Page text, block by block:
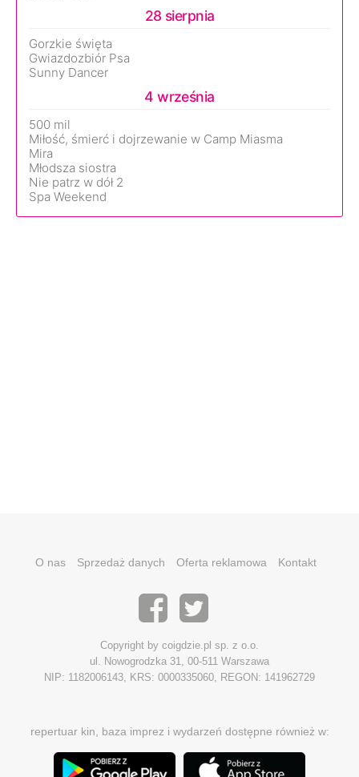
28 sierpnia
Gorzkie święta
Gwiazdozbiór Psa
Sunny Dancer
4 września
500 mil
Miłość, śmierć i dojrzewanie w Camp Miasma
Mira
Młodsza siostra
Nie patrz w dół 2
Spa Weekend
O nas Sprzedaż danych Oferta reklamowa Kontakt
Copyright by coigdzie.pl sp. z o.o.
ul. Nowogrodzka 31, 00-511 Warszawa
NIP: 1182006143, KRS: 0000335060, REGON: 141962729
repertuar kin, baza imprez i wydarzeń dostępne również w: